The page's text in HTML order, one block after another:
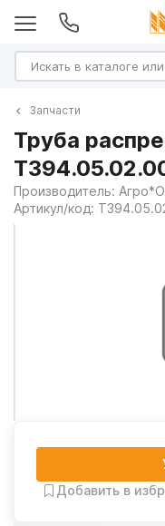
Запчасти
Труба
комплексы
Производитель:
Артикул/код:
Добавить в